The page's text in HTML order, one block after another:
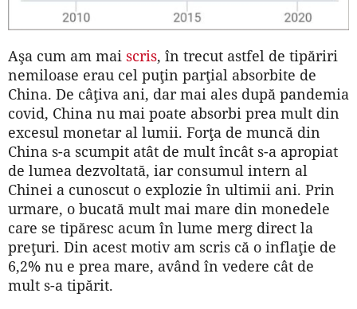
Aşa cum am mai scris, în trecut astfel de tipăriri
nemiloase erau cel puţin parţial absorbite de
China. De câţiva ani, dar mai ales după pandemia
covid, China nu mai poate absorbi prea mult din
excesul monetar al lumii. Forţa de muncă din
China s-a scumpit atât de mult încât s-a apropiat
de lumea dezvoltată, iar consumul intern al
Chinei a cunoscut o explozie în ultimii ani. Prin
urmare, o bucată mult mai mare din monedele
care se tipăresc acum în lume merg direct la
preţuri. Din acest motiv am scris că o inflaţie de
6,2% nu e prea mare, având în vedere cât de
mult s-a tipărit.